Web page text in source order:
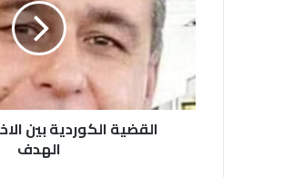
الاختلاف
ووحدة
القضية الكوردية بين
الهدف